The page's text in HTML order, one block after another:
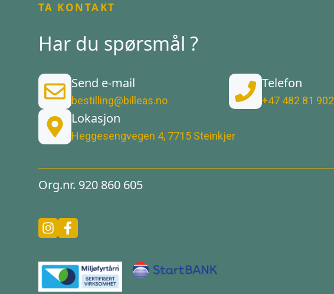
TA KONTAKT
Har du spørsmål ?
Send e-mail
bestilling@billeas.no
Telefon
+47 482 81 902
Lokasjon
Heggesengvegen 4, 7715 Steinkjer
Org.nr. 920 860 605